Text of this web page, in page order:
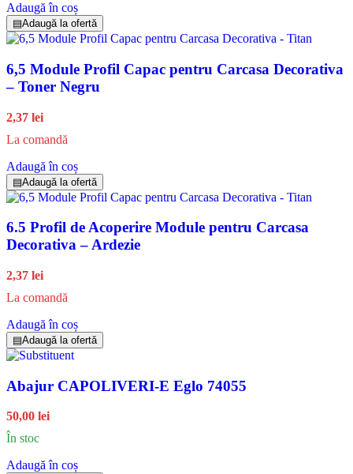
Adaugă în coș
▤Adaugă la ofertă
6,5 Module Profil Capac pentru Carcasa Decorativa
– Toner Negru
2,37 lei
La comandă
Adaugă în coș
▤Adaugă la ofertă
6.5 Profil de Acoperire Module pentru Carcasa
Decorativa – Ardezie
2,37 lei
La comandă
Adaugă în coș
▤Adaugă la ofertă
Abajur CAPOLIVERI-E Eglo 74055
50,00 lei
În stoc
Adaugă în coș